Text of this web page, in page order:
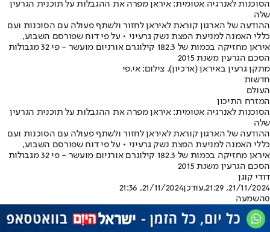
הסוכנות לאנרגיה אטומית: איראן מפרה את ההגבלות על תוכנית הגרעין
שלה
ההודעה של הארגון קוראת לאיראן לחזור ולשתף פעולה עם הסוכנות ועם
כללי האמנה למניעת הפצת נשק גרעיני • על פי דוח שפורסם השבוע,
איראן מחזיקה בכמות של 182.3 קילוגרם אורניום מועשר - פי 32 מגבולות
הסכם הגרעין משנת 2015
מתקן גרעין באיראן (ארכיון). צילום: אי.פי
חדשות
העולם
המזרח התיכון
הסוכנות לאנרגיה אטומית: איראן מפרה את ההגבלות על תוכנית הגרעין
שלה
ההודעה של הארגון קוראת לאיראן לחזור ולשתף פעולה עם הסוכנות ועם
כללי האמנה למניעת הפצת נשק גרעיני • על פי דוח שפורסם השבוע,
איראן מחזיקה בכמות של 182.3 קילוגרם אורניום מועשר - פי 32 מגבולות
הסכם הגרעין משנת 2015
דודי קוגן
21/11/2024, 21:29
,עודכן21/11/2024, 21:36
0השמעה